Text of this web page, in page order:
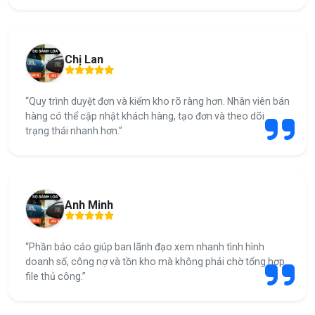
Chị Lan
“Quy trình duyệt đơn và kiểm kho rõ ràng hơn. Nhân viên bán
hàng có thể cập nhật khách hàng, tạo đơn và theo dõi
trạng thái nhanh hơn.”
Anh Minh
“Phần báo cáo giúp ban lãnh đạo xem nhanh tình hình
doanh số, công nợ và tồn kho mà không phải chờ tổng hợp
file thủ công.”